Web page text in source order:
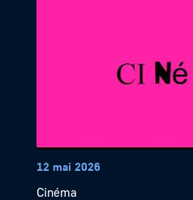
12 mai 2026
Cinéma